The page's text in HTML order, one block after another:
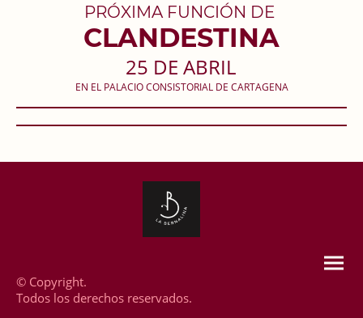
PRÓXIMA FUNCIÓN DE
CLANDESTINA
25 DE ABRIL
EN EL PALACIO CONSISTORIAL DE CARTAGENA
© Copyright.
Todos los derechos reservados.